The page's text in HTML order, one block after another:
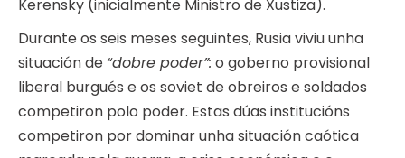
Kerensky (inicialmente Ministro de Xustiza).
Durante os seis meses seguintes, Rusia viviu unha
situación de “dobre poder”: o goberno provisional
liberal burgués e os soviet de obreiros e soldados
competiron polo poder. Estas dúas institucións
competiron por dominar unha situación caótica